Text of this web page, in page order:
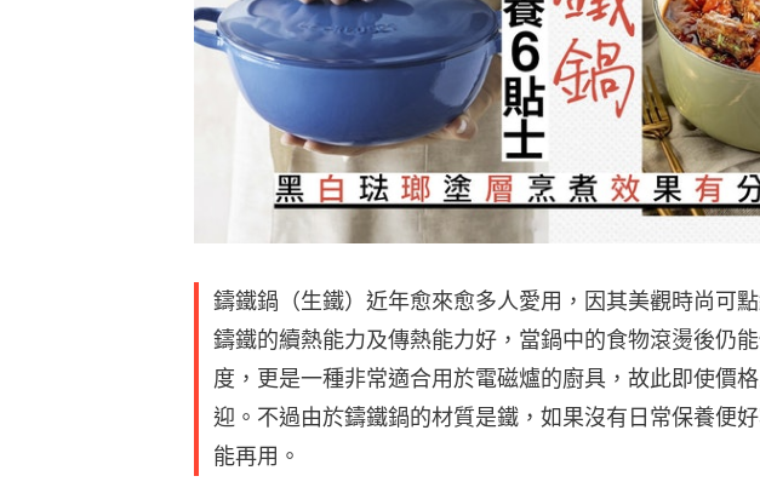
鑄鐵鍋（生鐵）近年愈來愈多人愛用，因其美觀時尚可
鑄鐵的續熱能力及傳熱能力好，當鍋中的食物滾燙後仍
度，更是一種非常適合用於電磁爐的廚具，故此即使價
迎。不過由於鑄鐵鍋的材質是鐵，如果沒有日常保養便
能再用。